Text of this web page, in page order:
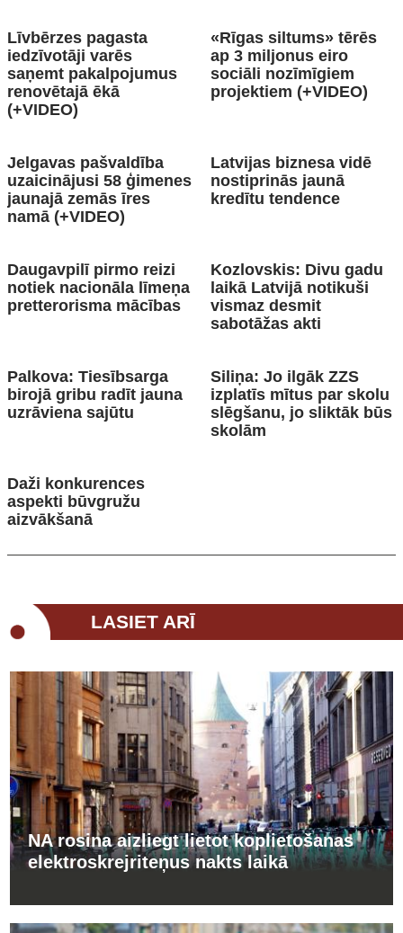
Līvbērzes pagasta
iedzīvotāji varēs
saņemt pakalpojumus
renovētajā ēkā
(+VIDEO)
«Rīgas siltums» tērēs
ap 3 miljonus eiro
sociāli nozīmīgiem
projektiem (+VIDEO)
Jelgavas pašvaldība
uzaicinājusi 58 ģimenes
jaunajā zemās īres
namā (+VIDEO)
Latvijas biznesa vidē
nostiprinās jaunā
kredītu tendence
Daugavpilī pirmo reizi
notiek nacionāla līmeņa
pretterorisma mācības
Kozlovskis: Divu gadu
laikā Latvijā notikuši
vismaz desmit
sabotāžas akti
Palkova: Tiesībsarga
birojā gribu radīt jauna
uzrāviena sajūtu
Siliņa: Jo ilgāk ZZS
izplatīs mītus par skolu
slēgšanu, jo sliktāk būs
skolām
Daži konkurences
aspekti būvgružu
aizvākšanā
LASIET ARĪ
NA rosina aizliegt lietot koplietošanas
elektroskrejriteņus nakts laikā